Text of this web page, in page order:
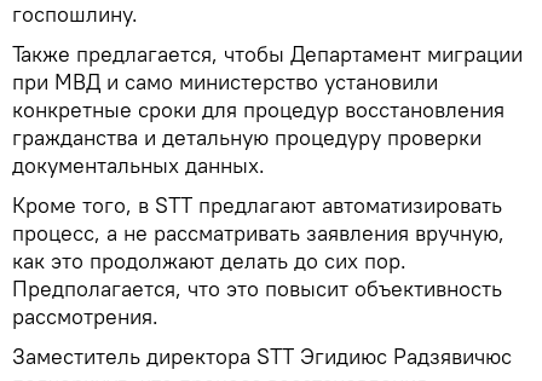
госпошлину.
Также предлагается, чтобы Департамент миграции
при МВД и само министерство установили
конкретные сроки для процедур восстановления
гражданства и детальную процедуру проверки
документальных данных.
Кроме того, в STT предлагают автоматизировать
процесс, а не рассматривать заявления вручную,
как это продолжают делать до сих пор.
Предполагается, что это повысит объективность
рассмотрения.
Заместитель директора STT Эгидиюс Радзявичюс